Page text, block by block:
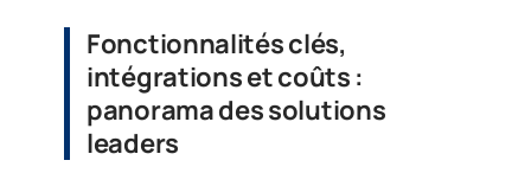
Fonctionnalités clés,
intégrations et coûts :
panorama des solutions
leaders